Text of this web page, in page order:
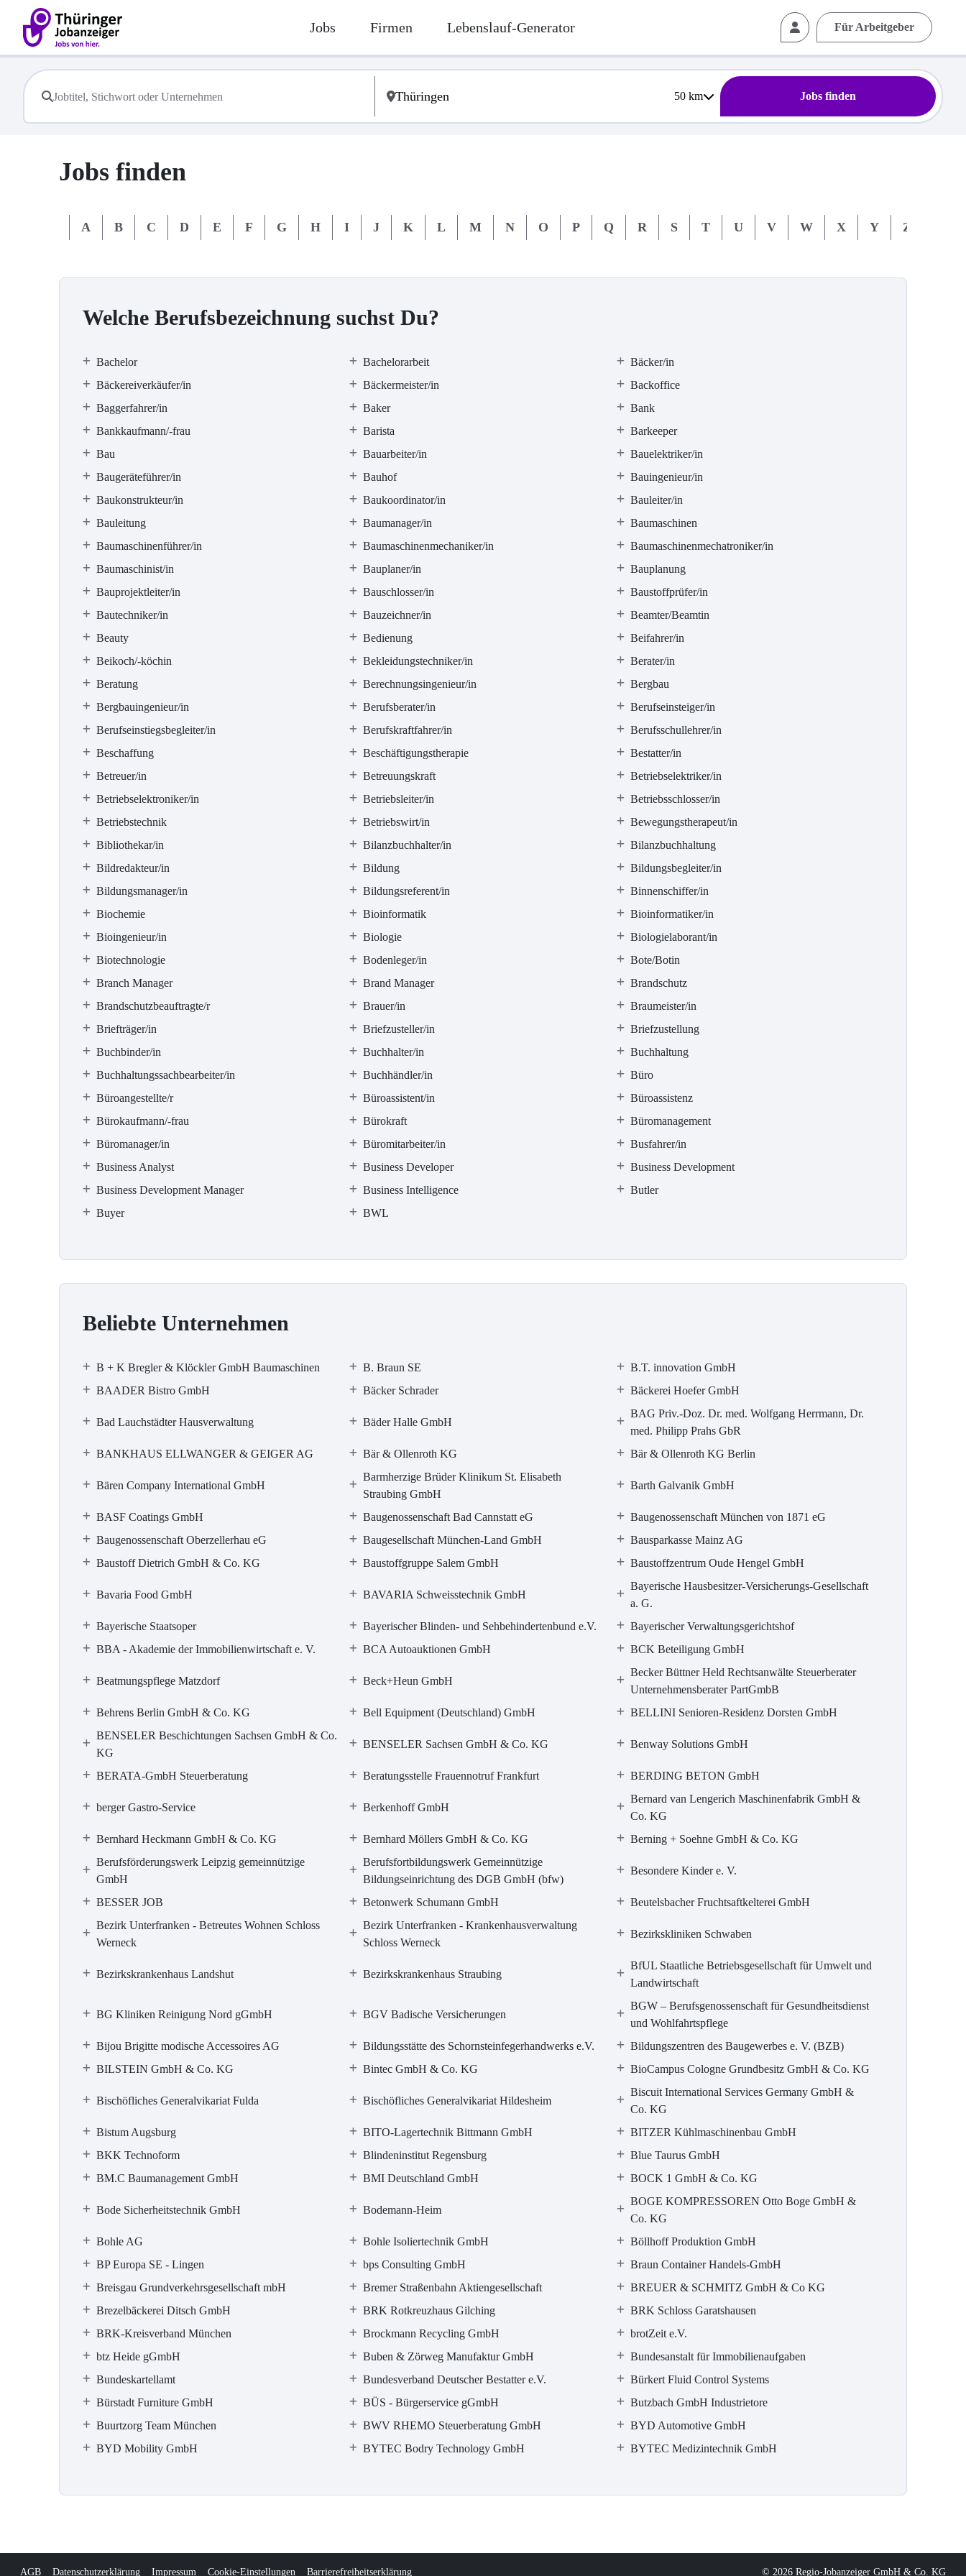
Jobs Firmen Lebenslauf-Generator Für Arbeitgeber
50km Jobs finden
Jobs finden
A B C D E F G H I J K L M N O P Q R S T U V W X Y Z
Welche Berufsbezeichnung suchst Du?
Bachelor Bachelorarbeit
Bäcker/in
Bäckereiverkäufer/in
Bäckermeister/in
Backoffice
Baggerfahrer/in
Baker
Bank
Bankkaufmann/-frau
Barista
Barkeeper
Bau
Bauarbeiter/in
Bauelektriker/in
Baugeräteführer/in
Bauhof
Bauingenieur/in
Baukonstrukteur/in
Baukoordinator/in
Bauleiter/in
Bauleitung
Baumanager/in
Baumaschinen
Baumaschinenführer/in
Baumaschinenmechaniker/in
Baumaschinenmechatroniker/in
Baumaschinist/in
Bauplaner/in
Bauplanung
Bauprojektleiter/in
Bauschlosser/in
Baustoffprüfer/in
Bautechniker/in
Bauzeichner/in
Beamter/Beamtin
Beauty
Bedienung
Beifahrer/in
Beikoch/-köchin
Bekleidungstechniker/in
Berater/in
Beratung
Berechnungsingenieur/in
Bergbau
Bergbauingenieur/in
Berufsberater/in
Berufseinsteiger/in
Berufseinstiegsbegleiter/in
Berufskraftfahrer/in
Berufsschullehrer/in
Beschaffung
Beschäftigungstherapie
Bestatter/in
Betreuer/in
Betreuungskraft
Betriebselektriker/in
Betriebselektroniker/in
Betriebsleiter/in
Betriebsschlosser/in
Betriebstechnik
Betriebswirt/in
Bewegungstherapeut/in
Bibliothekar/in
Bilanzbuchhalter/in
Bilanzbuchhaltung
Bildredakteur/in
Bildung
Bildungsbegleiter/in
Bildungsmanager/in
Bildungsreferent/in
Binnenschiffer/in
Biochemie
Bioinformatik
Bioinformatiker/in
Bioingenieur/in
Biologie
Biologielaborant/in
Biotechnologie
Bodenleger/in
Bote/Botin
Branch Manager
Brand Manager
Brandschutz
Brandschutzbeauftragte/r
Brauer/in
Braumeister/in
Briefträger/in
Briefzusteller/in
Briefzustellung
Buchbinder/in
Buchhalter/in
Buchhaltung
Buchhaltungssachbearbeiter/in
Buchhändler/in
Büro
Büroangestellte/r
Büroassistent/in
Büroassistenz
Bürokaufmann/-frau
Bürokraft
Büromanagement
Büromanager/in
Büromitarbeiter/in
Busfahrer/in
Business Analyst
Business Developer
Business Development
Business Development Manager
Business Intelligence
Butler
Buyer
BWL
Beliebte Unternehmen
B + K Bregler & Klöckler GmbH Baumaschinen B. Braun SE
B.T. innovation GmbH
BAADER Bistro GmbH
Bäcker Schrader Bäckerei Hoefer GmbH
Bad Lauchstädter Hausverwaltung Bäder Halle GmbH
BAG Priv.-Doz. Dr. med. Wolfgang Herrmann, Dr.
med. Philipp Prahs GbR
BANKHAUS ELLWANGER & GEIGER AG
Bär & Ollenroth KG Bär & Ollenroth KG Berlin
Bären Company International GmbH
Barmherzige Brüder Klinikum St. Elisabeth
Straubing GmbH
Barth Galvanik GmbH
BASF Coatings GmbH Baugenossenschaft Bad Cannstatt eG
Baugenossenschaft München von 1871 eG
Baugenossenschaft Oberzellerhau eG
Baugesellschaft München-Land GmbH
Bausparkasse Mainz AG
Baustoff Dietrich GmbH & Co. KG
Baustoffgruppe Salem GmbH Baustoffzentrum Oude Hengel GmbH
Bavaria Food GmbH BAVARIA Schweisstechnik GmbH
Bayerische Hausbesitzer-Versicherungs-Gesellschaft
a. G.
Bayerische Staatsoper
Bayerischer Blinden- und Sehbehindertenbund e.V.
Bayerischer Verwaltungsgerichtshof
BBA - Akademie der Immobilienwirtschaft e. V.
BCA Autoauktionen GmbH BCK Beteiligung GmbH
Beatmungspflege Matzdorf Beck+Heun GmbH
Becker Büttner Held Rechtsanwälte Steuerberater
Unternehmensberater PartGmbB
Behrens Berlin GmbH & Co. KG
Bell Equipment (Deutschland) GmbH
BELLINI Senioren-Residenz Dorsten GmbH
BENSELER Beschichtungen Sachsen GmbH & Co.
KG
BENSELER Sachsen GmbH & Co. KG Benway Solutions GmbH
BERATA-GmbH Steuerberatung Beratungsstelle Frauennotruf Frankfurt BERDING BETON GmbH
berger Gastro-Service Berkenhoff GmbH
Bernard van Lengerich Maschinenfabrik GmbH &
Co. KG
Bernhard Heckmann GmbH & Co. KG
Bernhard Möllers GmbH & Co. KG
Berning + Soehne GmbH & Co. KG
Berufsförderungswerk Leipzig gemeinnützige
GmbH
Berufsfortbildungswerk Gemeinnützige
Bildungseinrichtung des DGB GmbH (bfw)
Besondere Kinder e. V.
BESSER JOB Betonwerk Schumann GmbH
Beutelsbacher Fruchtsaftkelterei GmbH
Bezirk Unterfranken - Betreutes Wohnen Schloss
Werneck
Bezirk Unterfranken - Krankenhausverwaltung
Schloss Werneck
Bezirkskliniken Schwaben
Bezirkskrankenhaus Landshut Bezirkskrankenhaus Straubing
BfUL Staatliche Betriebsgesellschaft für Umwelt und
Landwirtschaft
BG Kliniken Reinigung Nord gGmbH BGV Badische Versicherungen
BGW – Berufsgenossenschaft für Gesundheitsdienst
und Wohlfahrtspflege
Bijou Brigitte modische Accessoires AG
Bildungsstätte des Schornsteinfegerhandwerks e.V.
Bildungszentren des Baugewerbes e. V. (BZB)
BILSTEIN GmbH & Co. KG
Bintec GmbH & Co. KG BioCampus Cologne Grundbesitz GmbH & Co. KG
Bischöfliches Generalvikariat Fulda Bischöfliches Generalvikariat Hildesheim
Biscuit International Services Germany GmbH &
Co. KG
Bistum Augsburg
BITO-Lagertechnik Bittmann GmbH
BITZER Kühlmaschinenbau GmbH
BKK Technoform
Blindeninstitut Regensburg
Blue Taurus GmbH
BM.C Baumanagement GmbH
BMI Deutschland GmbH BOCK 1 GmbH & Co. KG
Bode Sicherheitstechnik GmbH Bodemann-Heim
BOGE KOMPRESSOREN Otto Boge GmbH &
Co. KG
Bohle AG
Bohle Isoliertechnik GmbH
Böllhoff Produktion GmbH
BP Europa SE - Lingen
bps Consulting GmbH
Braun Container Handels-GmbH
Breisgau Grundverkehrsgesellschaft mbH
Bremer Straßenbahn Aktiengesellschaft
BREUER & SCHMITZ GmbH & Co KG
Brezelbäckerei Ditsch GmbH
BRK Rotkreuzhaus Gilching
BRK Schloss Garatshausen
BRK-Kreisverband München
Brockmann Recycling GmbH
brotZeit e.V.
btz Heide gGmbH
Buben & Zörweg Manufaktur GmbH
Bundesanstalt für Immobilienaufgaben
Bundeskartellamt
Bundesverband Deutscher Bestatter e.V.
Bürkert Fluid Control Systems
Bürstadt Furniture GmbH
BÜS - Bürgerservice gGmbH
Butzbach GmbH Industrietore
Buurtzorg Team München
BWV RHEMO Steuerberatung GmbH
BYD Automotive GmbH
BYD Mobility GmbH
BYTEC Bodry Technology GmbH BYTEC Medizintechnik GmbH
AGB Datenschutzerklärung Impressum Cookie-Einstellungen Barrierefreiheitserklärung © 2026 Regio-Jobanzeiger GmbH & Co. KG